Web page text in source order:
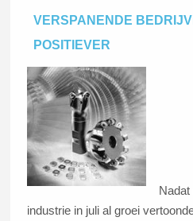
VERSPANENDE
POSITIEVER
industrie in juli al groei